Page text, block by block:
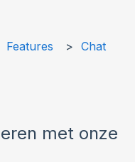
Features Chat
met onze